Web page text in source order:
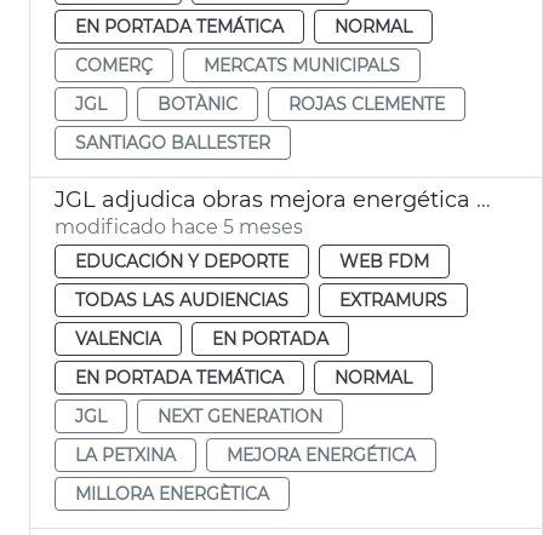
EN PORTADA TEMÁTICA
NORMAL
COMERÇ
MERCATS MUNICIPALS
JGL
BOTÀNIC
ROJAS CLEMENTE
SANTIAGO BALLESTER
JGL adjudica obras mejora energética centro deportivo la Petxina València
modificado hace 5 meses
EDUCACIÓN Y DEPORTE
WEB FDM
TODAS LAS AUDIENCIAS
EXTRAMURS
VALENCIA
EN PORTADA
EN PORTADA TEMÁTICA
NORMAL
JGL
NEXT GENERATION
LA PETXINA
MEJORA ENERGÉTICA
MILLORA ENERGÈTICA